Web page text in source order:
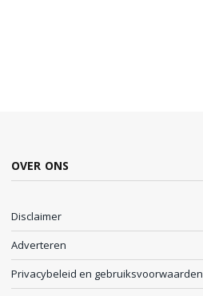
OVER ONS
Disclaimer
Adverteren
Privacybeleid en gebruiksvoorwaarden